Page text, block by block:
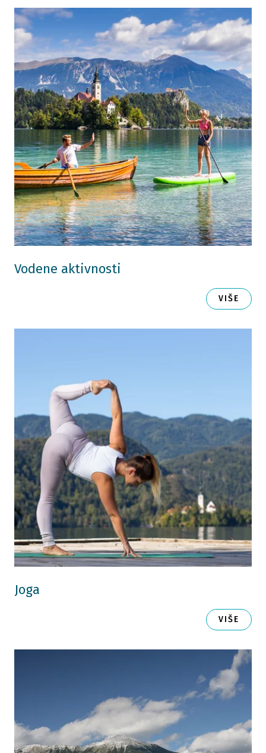
Vodene aktivnosti
VIŠE
Joga
VIŠE